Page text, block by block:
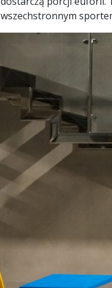
wszechstronnym